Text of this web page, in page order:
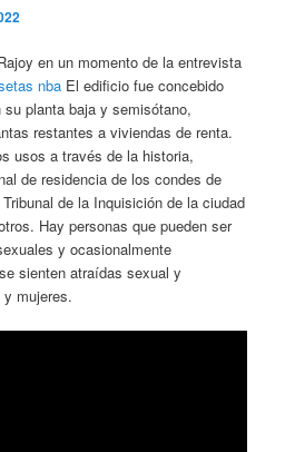
en un momento de la entrevista
nba El edificio fue concebido
planta baja y semisótano,
restantes a viviendas de renta.
usos a través de la historia,
de residencia de los condes de
de la Inquisición de la ciudad
Hay personas que pueden ser
y ocasionalmente
sienten atraídas sexual y
mujeres.